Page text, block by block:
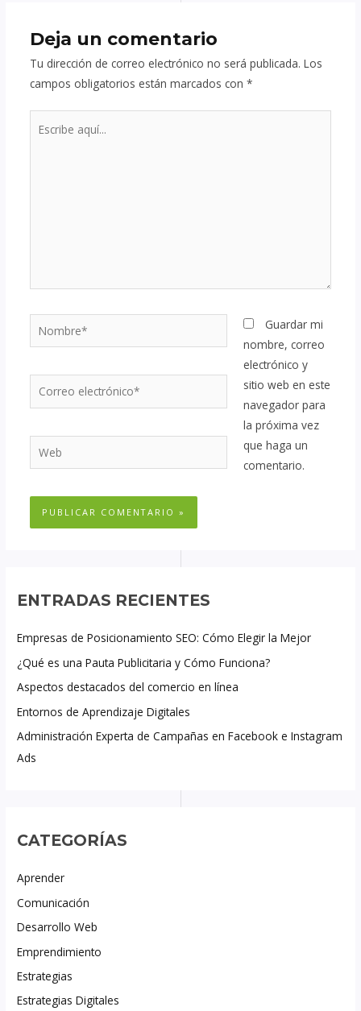
ENTRADAS RECIENTES
Empresas de Posicionamiento SEO: Cómo Elegir la Mejor
¿Qué es una Pauta Publicitaria y Cómo Funciona?
Aspectos destacados del comercio en línea
Entornos de Aprendizaje Digitales
Administración Experta de Campañas en Facebook e Instagram
Ads
CATEGORÍAS
Aprender
Comunicación
Desarrollo Web
Emprendimiento
Estrategias
Estrategias Digitales
Deja un comentario
Tu dirección de correo electrónico no será publicada. Los
campos obligatorios están marcados con *
Nombre*
Correo
electrónico*
Guardar mi
nombre, correo
electrónico y
sitio web en este
navegador para
la próxima vez
que haga un
comentario.